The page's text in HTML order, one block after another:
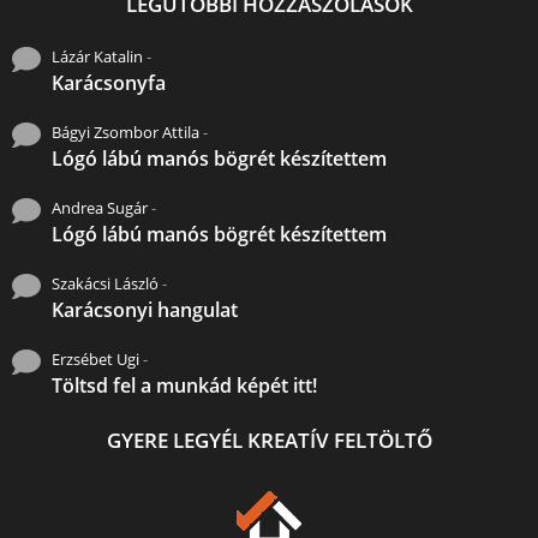
Lázár Katalin -
Karácsonyfa
Bágyi Zsombor Attila-
Lógó lábú manós bögrét készítettem
Andrea Sugár-
Lógó lábú manós bögrét készítettem
Szakácsi László -
Karácsonyi hangulat
Erzsébet Ugi-
Töltsd fel a munkád képét itt!
GYERE LEGYÉL KREATÍV FELTÖLTŐ